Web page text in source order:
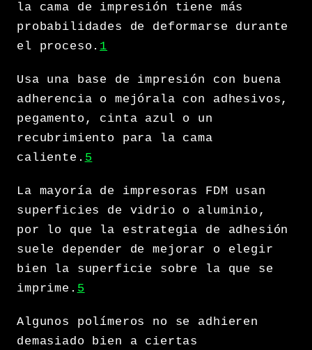
la cama de impresión tiene más
probabilidades de deformarse durante
el proceso. 1
Usa una base de impresión con buena
adherencia o mejórala con adhesivos,
pegamento, cinta azul o un
recubrimiento para la cama
caliente. 5
La mayoría de impresoras FDM usan
superficies de vidrio o aluminio,
por lo que la estrategia de adhesión
suele depender de mejorar o elegir
bien la superficie sobre la que se
imprime. 5
Algunos polímeros no se adhieren
demasiado bien a ciertas